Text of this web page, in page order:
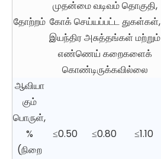
தோற்றம்
முதன்மை வடிவம் தொகுதி,
கோக் செய்யப்பட்ட துகள்கள்,
இயந்திர அசுத்தங்கள் மற்றும்
எண்ணெய் கறைகளைக்
கொண்டிருக்கவில்லை
ஆவியா
கும்
பொருள்,
%
(நிறை
≤0.50 ≤0.80 ≤1.10